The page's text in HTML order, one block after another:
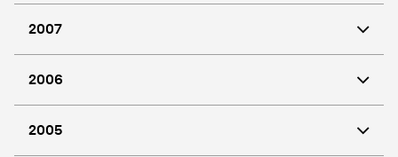
2007
2006
2005